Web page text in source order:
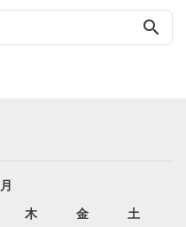
search
木 金
土